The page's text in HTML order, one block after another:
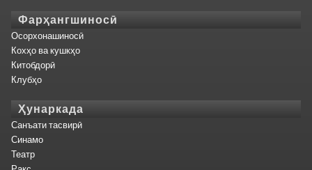
Фарҳангшиносӣ
Осорхонашиносӣ
Кохҳо ва кушкҳо
Китобдорӣ
Клубҳо
Ҳунаркада
Санъати тасвирӣ
Синамо
Театр